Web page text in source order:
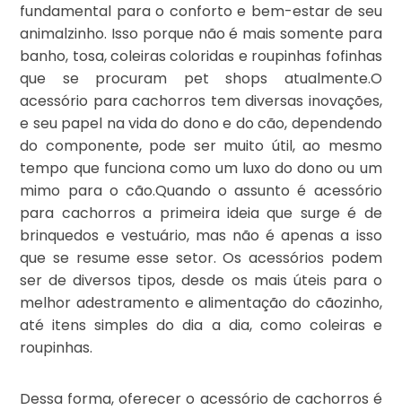
fundamental para o conforto e bem-estar de seu
animalzinho. Isso porque não é mais somente para
banho, tosa, coleiras coloridas e roupinhas fofinhas
que se procuram pet shops atualmente.O
acessório para cachorros tem diversas inovações,
e seu papel na vida do dono e do cão, dependendo
do componente, pode ser muito útil, ao mesmo
tempo que funciona como um luxo do dono ou um
mimo para o cão.Quando o assunto é acessório
para cachorros a primeira ideia que surge é de
brinquedos e vestuário, mas não é apenas a isso
que se resume esse setor. Os acessórios podem
ser de diversos tipos, desde os mais úteis para o
melhor adestramento e alimentação do cãozinho,
até itens simples do dia a dia, como coleiras e
roupinhas.
Dessa forma, oferecer o acessório de cachorros é